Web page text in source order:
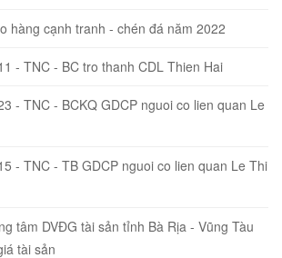
hàng cạnh tranh - chén đá năm 2022
- TNC - BC tro thanh CDL Thien Hai
- TNC - BCKQ GDCP nguoi co lien quan Le
- TNC - TB GDCP nguoi co lien quan Le Thi
tâm DVĐG tài sản tỉnh Bà Rịa - Vũng Tàu
tài sản